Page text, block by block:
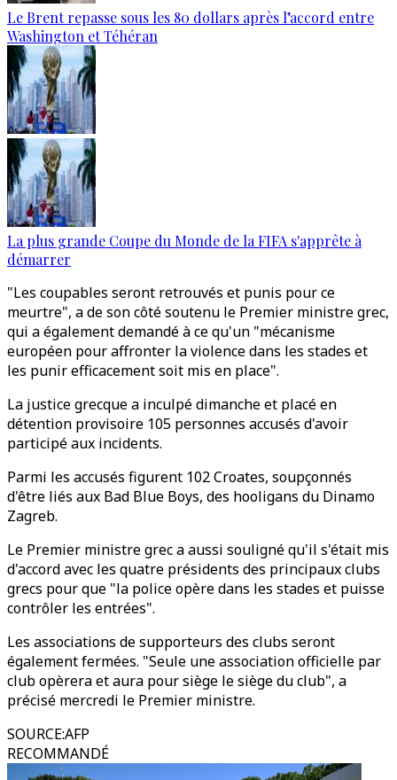
Le Brent repasse sous les 80 dollars après l’accord entre
Washington et Téhéran
La plus grande Coupe du Monde de la FIFA s'apprête à
démarrer
"Les coupables seront retrouvés et punis pour ce
meurtre", a de son côté soutenu le Premier ministre grec,
qui a également demandé à ce qu'un "mécanisme
européen pour affronter la violence dans les stades et
les punir efficacement soit mis en place".
La justice grecque a inculpé dimanche et placé en
détention provisoire 105 personnes accusés d'avoir
participé aux incidents.
Parmi les accusés figurent 102 Croates, soupçonnés
d'être liés aux Bad Blue Boys, des hooligans du Dinamo
Zagreb.
Le Premier ministre grec a aussi souligné qu'il s'était mis
d'accord avec les quatre présidents des principaux clubs
grecs pour que "la police opère dans les stades et puisse
contrôler les entrées".
Les associations de supporteurs des clubs seront
également fermées. "Seule une association officielle par
club opèrera et aura pour siège le siège du club", a
précisé mercredi le Premier ministre.
SOURCE:AFP
RECOMMANDÉ